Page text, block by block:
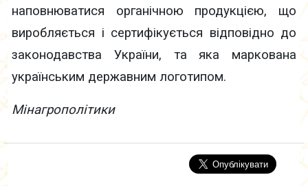
наповнюватися органічною продукцією, що
виробляється і сертифікується відповідно до
законодавства України, та яка маркована
українським державним логотипом.
Мінагрополітики